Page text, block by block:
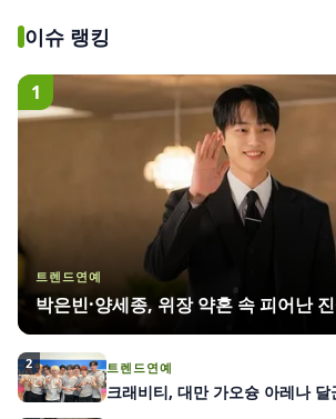
이슈 랭킹
1
트렌드연예
박은빈·양세종, 위장 약혼 속 피어난
2 트렌드연예
크래비티, 대만 가오슝 아레나